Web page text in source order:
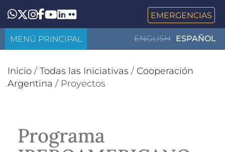
Whatsapp
Twitter
Instagram
Facebook
YouTube
LinkedIn
Flickr EMERGENCIAS
ENGLISH ESPAÑOL
MENÚ PRINCIPAL
Inicio / Todas las Iniciativas / Cooperación
Argentina / Proyectos
Programa